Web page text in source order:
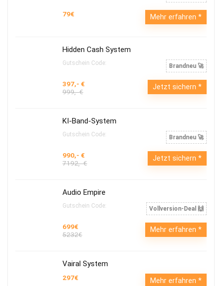
79€ Mehr erfahren
Hidden Cash System
Gutschein Code: Brandneu 🚀
397,- €
999,- €
Jetzt sichern
KI-Band-System
Gutschein Code: Brandneu 🚀
990,- €
7192,- €
Jetzt sichern
Audio Empire
Gutschein Code: Vollversion-Deal 🙌
699€
5232€
Mehr erfahren
Vairal System
297€ Mehr erfahren